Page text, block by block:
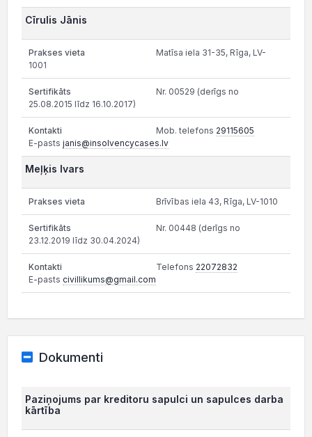
Cīrulis Jānis
Matīsa iela 31-35, Rīga, LV-
1001
Nr. 00529 (derīgs no
25.08.2015 līdz 16.10.2017)
Mob. telefons 29115605
E-pasts janis@insolvencycases.lv
Meļķis Ivars
Brīvības iela 43, Rīga, LV-1010
Nr. 00448 (derīgs no
23.12.2019 līdz 30.04.2024)
Telefons 22072832
E-pasts civillikums@gmail.com
Dokumenti
Paziņojums par kreditoru sapulci un sapulces darba
kārtība